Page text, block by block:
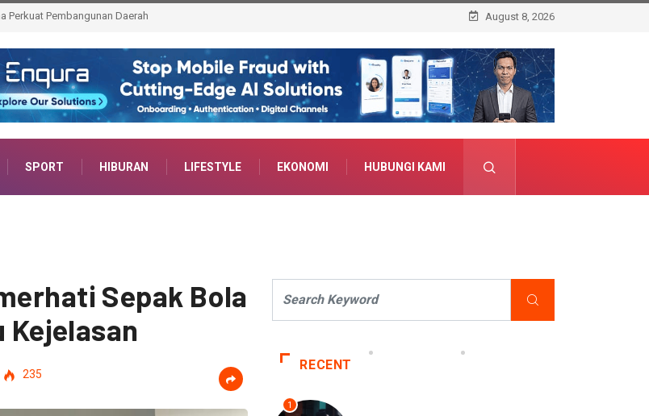
Poin Penuh di Liga Jakarta U17 August 8, 2026
SPORT HIBURAN LIFESTYLE EKONOMI HUBUNGI KAMI
Sepak Bola
Kejelasan
235
RECENT
1